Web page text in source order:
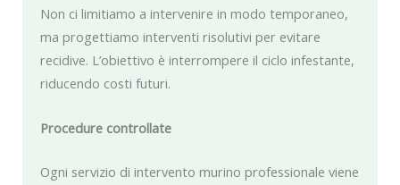
Non ci limitiamo a intervenire in modo temporaneo,
ma progettiamo interventi risolutivi per evitare
recidive. L’obiettivo è interrompere il ciclo infestante,
riducendo costi futuri.
Procedure controllate
Ogni servizio di intervento murino professionale viene